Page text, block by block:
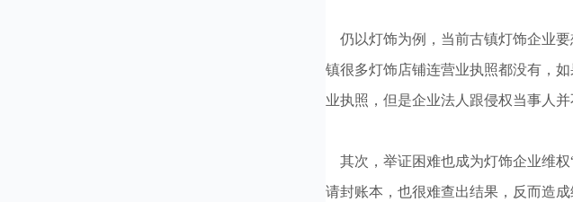
仍以灯饰为例，当前古镇灯饰企业要
镇很多灯饰店铺连营业执照都没有，
业执照，但是企业法人跟侵权当事人
其次，举证困难也成为灯饰企业维权
请封账本，也很难查出结果，反而造